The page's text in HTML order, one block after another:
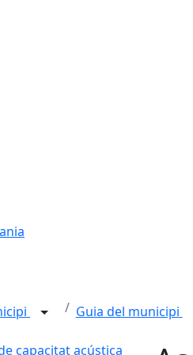
Guia del municipi
capacitat acústica